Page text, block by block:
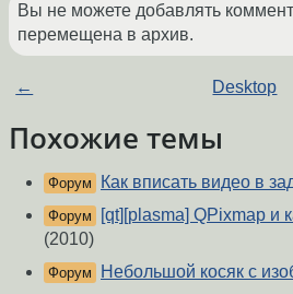
Вы не можете добавлять
перемещена в архив.
← Desktop
Похожие темы
Форум Как вписать видео в
Форум
[qt][plasma] QPixmap и
(2010)
Форум Небольшой косяк с